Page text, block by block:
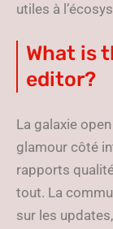
utiles à
What is
editor?
La galaxie
glamour côté
rapports
tout. La
sur les